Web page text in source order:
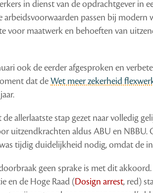
in dienst van de opdrachtgever in
passen bij modern
voor maatwerk en behoeften van
ook de eerder afgesproken en
dat deWet meer zekerheid
allerlaatste stap gezet naar volledig
uitzendkrachten aldus ABU en NBBU.
tijdig duidelijkheid nodig, omdat de
geen sprake is met dit akkoord.
en de Hoge Raad (Dosign arrest, red)